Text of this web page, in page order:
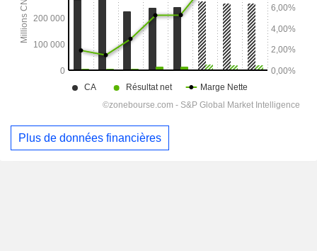
Plus de données financières